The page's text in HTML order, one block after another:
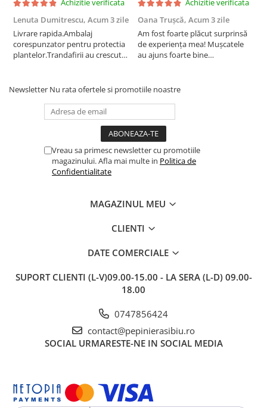
Achizitie verificata
Lenuta Dumitrescu, Acum 3 zile
Livrare rapida.Ambalaj
corespunzator pentru protectia
plantelor.Trandafirii au crescut
Achizitie verificata
Oana Trușcă, Acum 3 zile
Am fost foarte plăcut surprinsă
de experiența mea! Mușcatele
au ajuns foarte bine
transportului. Se vede că au fost
Newsletter Nu rata ofertele si promotiile noastre
Vreau sa primesc newsletter cu promotiile
magazinului. Afla mai multe in Politica de
Confidentialitate
MAGAZINUL MEU
CLIENTI
DATE COMERCIALE
SUPORT CLIENTI (L-V)09.00-15.00 - LA SERA (L-D) 09.00-
18.00
0747856424
contact@pepinierasibiu.ro
SOCIAL URMARESTE-NE IN SOCIAL MEDIA